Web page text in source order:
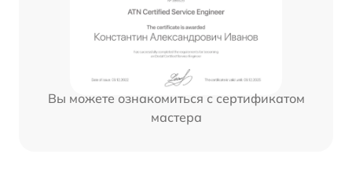
Вы можете ознакомиться с сертификатом
мастера